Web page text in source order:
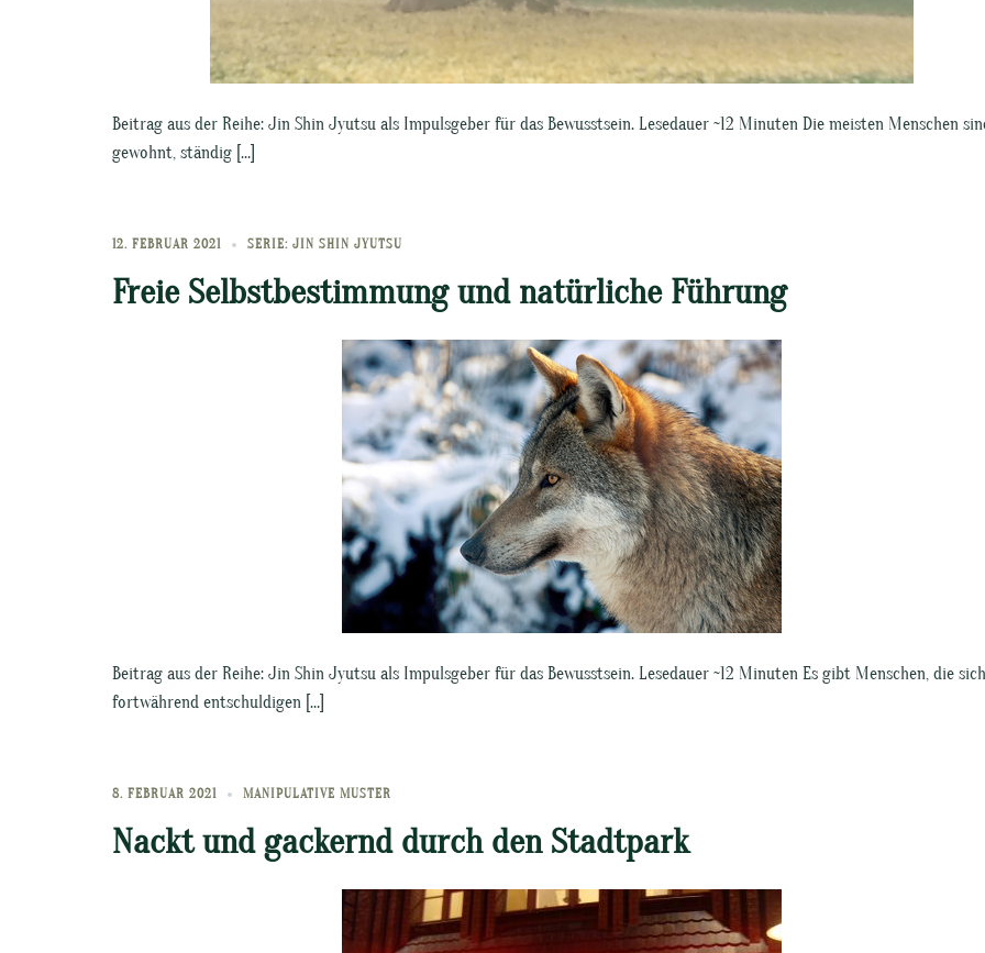
Beitrag aus der Reihe: Jin Shin Jyutsu als Impulsgeber für das Bewusstsein. Lesedauer ~12 Minuten Die meisten Menschen
gewohnt, ständig […]
12. FEBRUAR 2021 SERIE: JIN SHIN JYUTSU
Freie Selbstbestimmung und natürliche Führung
Beitrag aus der Reihe: Jin Shin Jyutsu als Impulsgeber für das Bewusstsein. Lesedauer ~12 Minuten Es gibt Menschen, die sich
fortwährend entschuldigen […]
8. FEBRUAR 2021 MANIPULATIVE MUSTER
Nackt und gackernd durch den Stadtpark